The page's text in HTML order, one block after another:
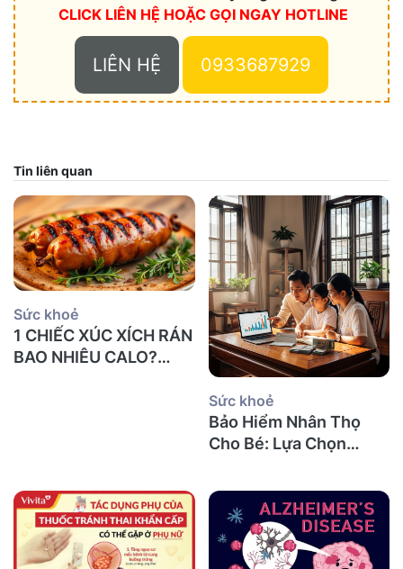
CLICK LIÊN HỆ HOẶC GỌI NGAY HOTLINE
LIÊN HỆ 0933687929
Tin liên quan
Sức khoẻ
1 CHIẾC XÚC XÍCH RÁN
BAO NHIÊU CALO?
Sức khoẻ
Bảo Hiểm Nhân Thọ
Cho Bé: Lựa Chọn
Tương Lai Từ Dai-ichi
Life